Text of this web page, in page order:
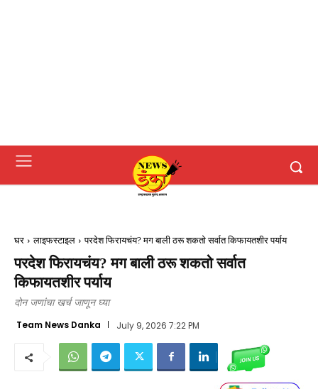
घर लाइफस्टाइल परदेश फिरायचंय? मग बाली ठरू शकतो सर्वात किफायतशीर पर्याय
परदेश फिरायचंय? मग बाली ठरू शकतो सर्वात
किफायतशीर पर्याय
दोन जणांचा खर्च जाणून घ्या
Team News Danka July 9, 2026 7:22 PM